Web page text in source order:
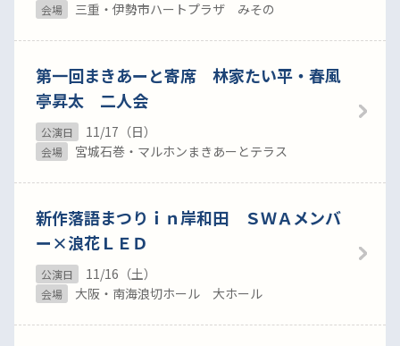
会場 三重・伊勢市ハートプラザ みその
第一回まきあーと寄席 林家たい平・春風
亭昇太 二人会
公演日 11/17（日）
会場 宮城石巻・マルホンまきあーとテラス
新作落語まつりｉｎ岸和田 ＳＷＡメンバ
ー×浪花ＬＥＤ
公演日 11/16（土）
会場 大阪・南海浪切ホール 大ホール